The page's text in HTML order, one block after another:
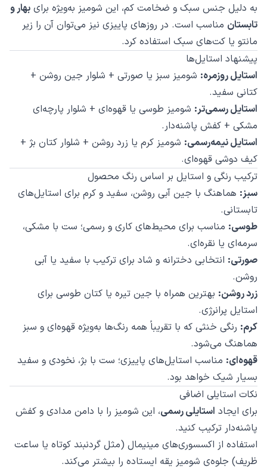
به دلیل جنس سبک و ضخامت کم، این شومیز به‌ویژه برای بهار و
تابستان مناسب است. در روزهای پاییزی نیز می‌توان آن را زیر
مانتو یا کت‌های سبک استفاده کرد.
پیشنهاد استایل‌ها
استایل روزمره: شومیز سبز یا صورتی + شلوار جین روشن +
کتانی سفید.
استایل رسمی‌تر: شومیز طوسی یا قهوه‌ای + شلوار پارچه‌ای
مشکی + کفش پاشنه‌دار.
استایل نیمه‌رسمی: شومیز کرم یا زرد روشن + شلوار کتان بژ +
کیف دوشی قهوه‌ای.
ترکیب رنگی و استایل بر اساس رنگ محصول
سبز: هماهنگ با جین آبی روشن، سفید و کرم برای استایل‌های
تابستانی.
طوسی: مناسب برای محیط‌های کاری و رسمی؛ ست با مشکی،
سرمه‌ای یا نقره‌ای.
صورتی: انتخابی دخترانه و شاد برای ترکیب با سفید یا آبی
روشن.
زرد روشن: بهترین همراه با جین تیره یا کتان طوسی برای
استایل پرانرژی.
کرم: رنگی خنثی که با تقریباً همه رنگ‌ها به‌ویژه قهوه‌ای و سبز
هماهنگ می‌شود.
قهوه‌ای: مناسب استایل‌های پاییزی؛ ست با بژ، نخودی و سفید
بسیار شیک خواهد بود.
نکات استایلی اضافی
برای ایجاد استایلی رسمی، این شومیز را با دامن مدادی و کفش
پاشنه‌دار ترکیب کنید.
استفاده از اکسسوری‌های مینیمال (مثل گردنبند کوتاه یا ساعت
ظریف) جلوه‌ی شومیز یقه ایستاده را بیشتر می‌کند.